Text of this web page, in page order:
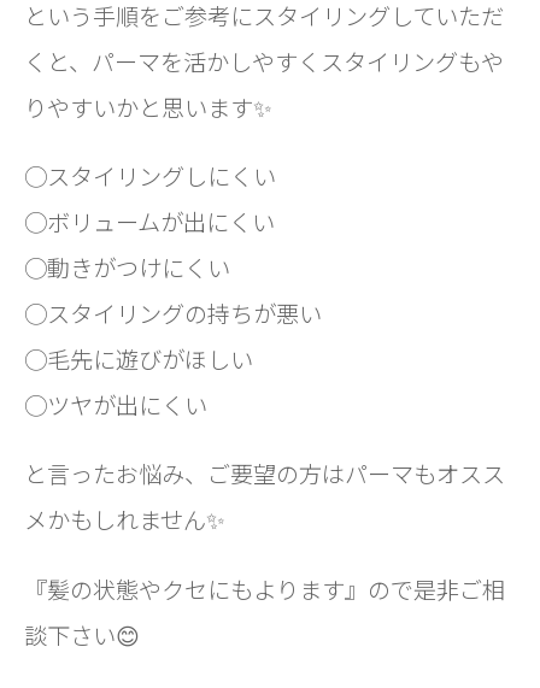
という手順をご参考にスタイリングしていただ
くと、パーマを活かしやすくスタイリングもや
りやすいかと思います✨
◯スタイリングしにくい
◯ボリュームが出にくい
◯動きがつけにくい
◯スタイリングの持ちが悪い
◯毛先に遊びがほしい
◯ツヤが出にくい
と言ったお悩み、ご要望の方はパーマもオスス
メかもしれません✨
『髪の状態やクセにもよります』ので是非ご相
談下さい😊